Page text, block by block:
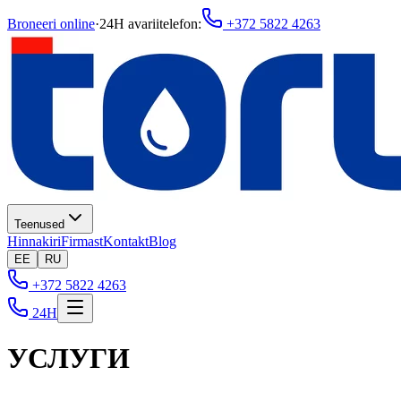
Broneeri online·24H avariitelefon: +372 5822 4263
Teenused
HinnakiriFirmastKontaktBlog
EE RU
+372 5822 4263
24H
УСЛУГИ